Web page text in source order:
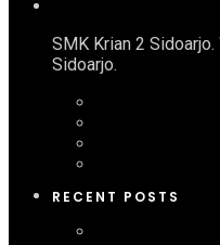
SMK Krian 2
Sidoarjo.
RECENT POSTS